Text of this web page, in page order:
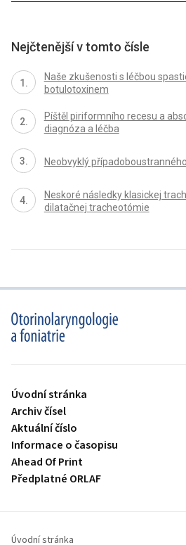
Nejčtenější v tomto čísle
Naše zkušenosti s léčbou
botulotoxinem
Píštěl piriformního recesu a
diagnóza a léčba
Neobvyklý
Neskoré následky klasickej
dilatačnej tracheotómie
proLékaře.cz
Úvodní stránka
Archiv čísel
Aktuální číslo
Informace o časopisu
Ahead Of Print
Předplatné ORLAF
Úvodní stránka